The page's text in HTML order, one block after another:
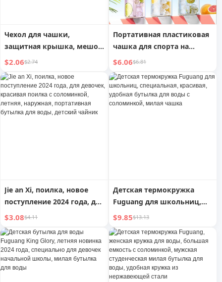
Чехол для чашки,
защитная крышка, мешок
для бутылки с водой,
ремешок для термоса,
детский, противоударный
и портативный, с ручкой,
водонепроницаемые
прихватки, ручная работа
$2.06$2.74
Портативная пластиковая
чашка для спорта на
открытом воздухе,
устойчивая к высоким
температурам
$6.06$6.81
Jie an Xi, поилка, новое
поступление 2024 года, для
девочек, красивая поилка
с соломинкой, летняя,
наружная, портативная
бутылка для воды,
детский чайник
$3.08$4.11
Детская термокружка
Fuguang для школьниц,
специальная, красивая,
удобная бутылка для воды
с соломинкой, милая
чашка
$9.85$13.13